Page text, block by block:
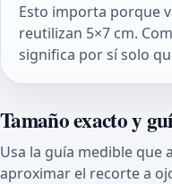
Esto importa porque
reutilizan 5×7 cm.
significa por sí solo
Tamaño exacto y
Usa la guía medible que
aproximar el recorte a